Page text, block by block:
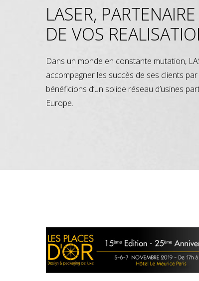
LASER, PARTENAIRE
DE VOS
Dans un monde en constante mutation,
accompagner les succès de ses clients
bénéficions d’un solide réseau d’usines
Europe.